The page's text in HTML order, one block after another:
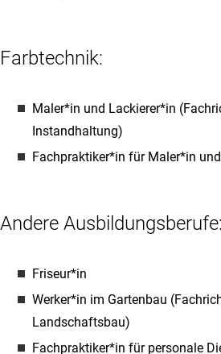
Farbtechnik:
Maler*in und Lackierer*in
Instandhaltung)
Fachpraktiker*in für Maler*in
Andere Ausbildungsberufe:
Friseur*in
Werker*in im Gartenbau
Landschaftsbau)
Fachpraktiker*in für personale